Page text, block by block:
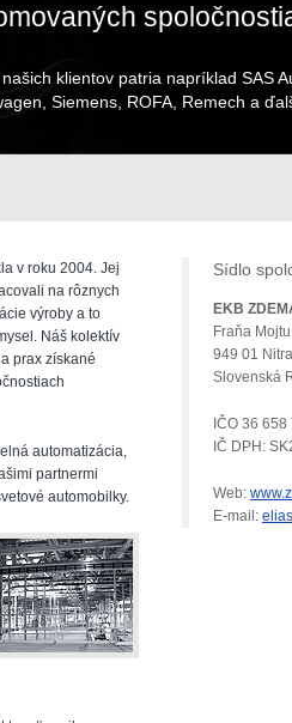
klientov patria napríklad SAS
Siemens, ROFA, Remech a
v roku 2004. Jej
na rôznych
výroby a to
Náš kolektív
prax získané
automatizácia,
partnermi
automobilky.
Sídlo
EKB
Fraňa
949 01 Nitra
Slovenská
IČO 36 658
IČ DPH:
Web:
E-mail: